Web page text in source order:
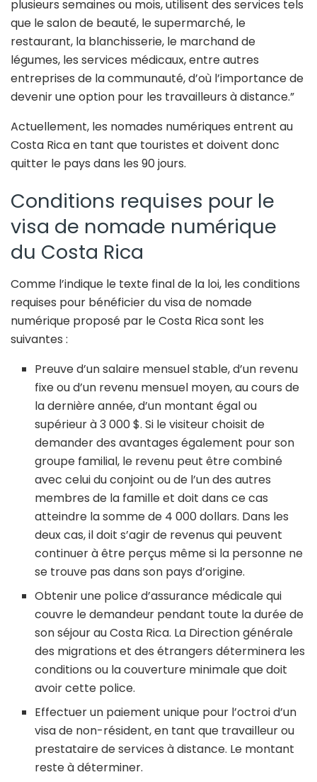
plusieurs semaines ou mois, utilisent des services tels
que le salon de beauté, le supermarché, le
restaurant, la blanchisserie, le marchand de
légumes, les services médicaux, entre autres
entreprises de la communauté, d’où l’importance de
devenir une option pour les travailleurs à distance.”
Actuellement, les nomades numériques entrent au
Costa Rica en tant que touristes et doivent donc
quitter le pays dans les 90 jours.
Conditions requises pour le
visa de nomade numérique
du Costa Rica
Comme l’indique le texte final de la loi, les conditions
requises pour bénéficier du visa de nomade
numérique proposé par le Costa Rica sont les
suivantes :
Preuve d’un salaire mensuel stable, d’un revenu
fixe ou d’un revenu mensuel moyen, au cours de
la dernière année, d’un montant égal ou
supérieur à 3 000 $. Si le visiteur choisit de
demander des avantages également pour son
groupe familial, le revenu peut être combiné
avec celui du conjoint ou de l’un des autres
membres de la famille et doit dans ce cas
atteindre la somme de 4 000 dollars. Dans les
deux cas, il doit s’agir de revenus qui peuvent
continuer à être perçus même si la personne ne
se trouve pas dans son pays d’origine.
Obtenir une police d’assurance médicale qui
couvre le demandeur pendant toute la durée de
son séjour au Costa Rica. La Direction générale
des migrations et des étrangers déterminera les
conditions ou la couverture minimale que doit
avoir cette police.
Effectuer un paiement unique pour l’octroi d’un
visa de non-résident, en tant que travailleur ou
prestataire de services à distance. Le montant
reste à déterminer.